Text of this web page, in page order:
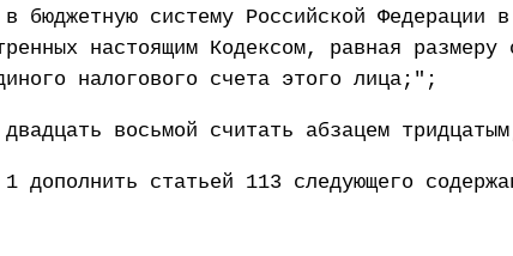
в бюджетную систему Российской Федерации
настоящим Кодексом, равная размеру
налогового счета этого лица;";
восьмой считать абзацем
дополнить статьей 113 следующего